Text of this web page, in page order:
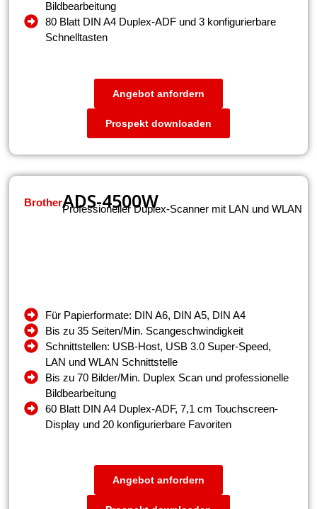
Bildbearbeitung
80 Blatt DIN A4 Duplex-ADF und 3 konfigurierbare
Schnelltasten
Angebot anfordern
Prospekt downloaden
BrotherADS-4500W
Professioneller Duplex-Scanner mit LAN und WLAN
Für Papierformate: DIN A6, DIN A5, DIN A4
Bis zu 35 Seiten/Min. Scangeschwindigkeit
Schnittstellen: USB-Host, USB 3.0 Super-Speed,
LAN und WLAN Schnittstelle
Bis zu 70 Bilder/Min. Duplex Scan und professionelle
Bildbearbeitung
60 Blatt DIN A4 Duplex-ADF, 7,1 cm Touchscreen-
Display und 20 konfigurierbare Favoriten
Angebot anfordern